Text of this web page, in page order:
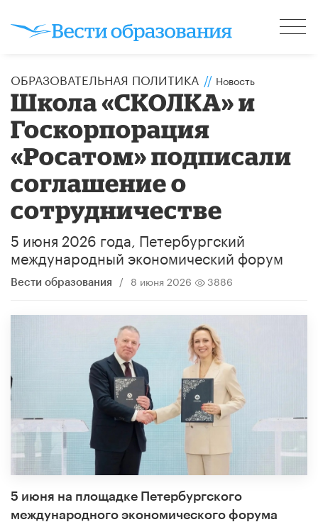
ОБРАЗОВАТЕЛЬНАЯ ПОЛИТИКА // Новость
Школа «СКОЛКА» и
Госкорпорация
«Росатом» подписали
соглашение о
сотрудничестве
5 июня 2026 года, Петербургский
международный экономический форум
Вести образования / 8 июня 2026 3886
5 июня на площадке Петербургского
международного экономического форума